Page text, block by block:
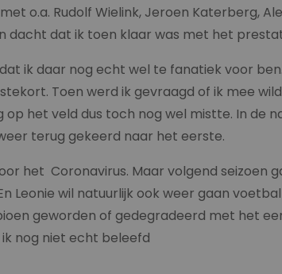
o.a. Rudolf Wielink, Jeroen Katerberg,
dacht dat ik toen klaar was met het
ik daar nog echt wel te fanatiek voor
Toen werd ik gevraagd of ik mee
het veld dus toch nog wel mistte. In de
terug gekeerd naar het eerste.
het Coronavirus. Maar volgend seizoen
Leonie wil natuurlijk ook weer gaan
geworden of gedegradeerd met het
nog niet echt beleefd